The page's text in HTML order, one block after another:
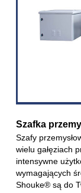
Szafka
Szafy
wielu gałęziach
intensywne
wymagających
Shouke® są do